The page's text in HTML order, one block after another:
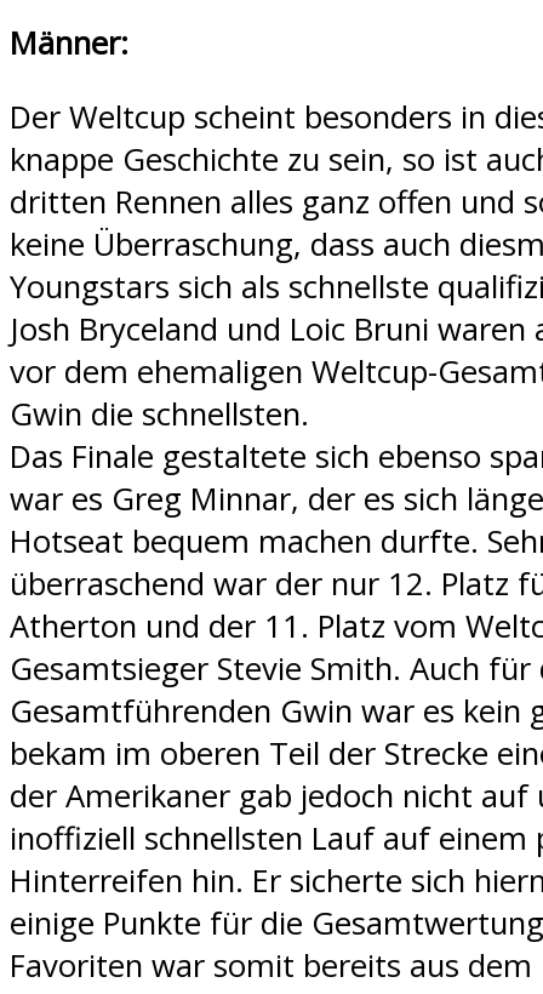
Männer:
Der Weltcup scheint besonders in
knappe Geschichte zu sein, so ist
dritten Rennen alles ganz offen und
keine Überraschung, dass auch
Youngstars sich als schnellste
Josh Bryceland und Loic Bruni waren
vor dem ehemaligen Weltcup-
Gwin die schnellsten.
Das Finale gestaltete sich ebenso
war es Greg Minnar, der es sich
Hotseat bequem machen durfte.
überraschend war der nur 12. Platz
Atherton und der 11. Platz vom
Gesamtsieger Stevie Smith. Auch für
Gesamtführenden Gwin war es kein
bekam im oberen Teil der Strecke
der Amerikaner gab jedoch nicht auf
inoffiziell schnellsten Lauf auf einem
Hinterreifen hin. Er sicherte sich
einige Punkte für die
Favoriten war somit bereits aus dem